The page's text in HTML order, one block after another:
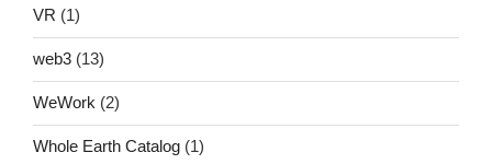
VR (1)
web3 (13)
WeWork (2)
Whole Earth Catalog (1)